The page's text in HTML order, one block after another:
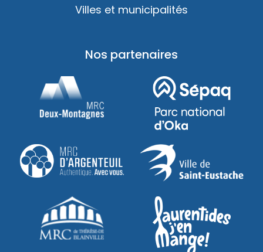
Villes et municipalités
Nos partenaires